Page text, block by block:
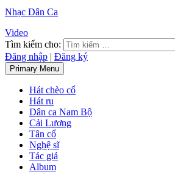
Nhạc Dân Ca
Video
Tìm kiếm cho:
Đăng nhập | Đăng ký
Primary Menu
Hát chèo cổ
Hát ru
Dân ca Nam Bộ
Cải Lương
Tân cổ
Nghệ sĩ
Tác giả
Album